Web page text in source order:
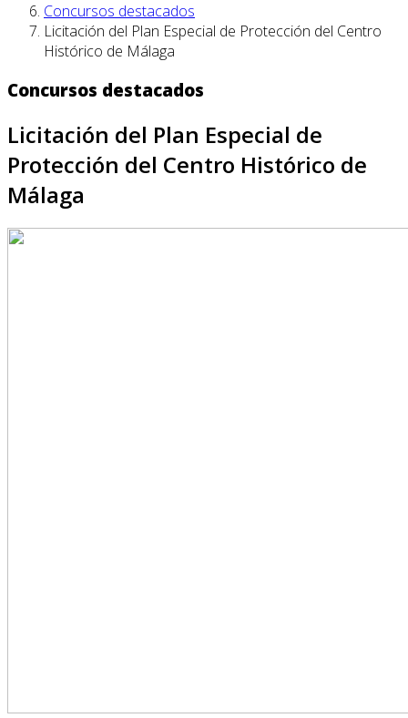
Concursos destacados
Licitación del Plan Especial de Protección del Centro
Histórico de Málaga
Concursos destacados
Licitación del Plan Especial de
Protección del Centro Histórico de
Málaga